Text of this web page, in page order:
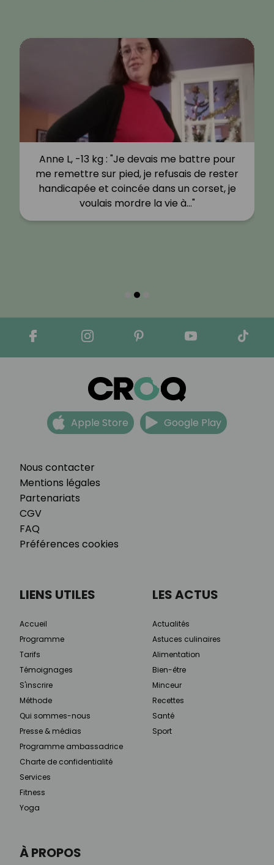
Anne L, -13 kg : "Je devais me battre pour
me remettre sur pied, je refusais de rester
handicapée et coincée dans un corset, je
voulais mordre la vie à…"
Nous contacter
Mentions légales
Partenariats
CGV
FAQ
Préférences cookies
Apple Store Google Play
À PROPOS
LIENS UTILES
Accueil
Programme
Tarifs
Témoignages
S'inscrire
Méthode
Qui sommes-nous
Presse & médias
Programme ambassadrice
Charte de confidentialité
Services
Fitness
Yoga
LES ACTUS
Actualités
Astuces culinaires
Alimentation
Bien-être
Minceur
Recettes
Santé
Sport